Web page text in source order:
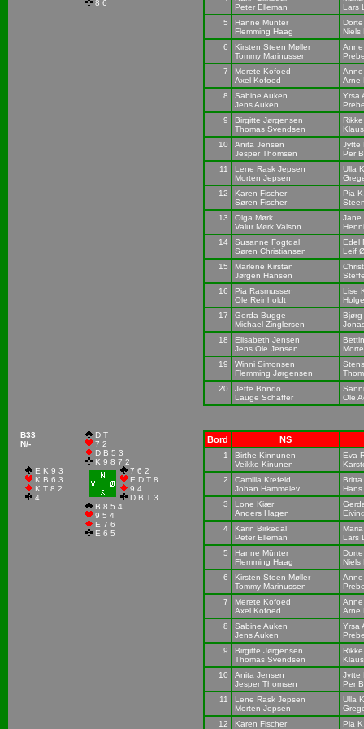
8 6
Peter Elleman
Lars
5
Hanne Münter
Flemming Haag
Niels
6
Kirsten Steen Møller
Tommy Marinussen
7
Merete Kofoed
Axel Kofoed
Arne
8
Sabine Auken
Jens Auken
Yrsa
9
Birgitte Jørgensen
Thomas Svendsen
10
Anita Jensen
Jesper Thomsen
Jytte
Per
11
Lene Rask Jepsen
Morten Jepsen
Ulla
12
Karen Fischer
Søren Fischer
Pia
13
Olga Mørk
Valur Mørk Valson
Jane
14
Susanne Fogtdal
Søren Christiansen
Edel
Leif
15
Marlene Kirstan
Jørgen Hansen
16
Pia Rasmussen
Ole Reinholdt
Lise
17
Gerda Bugge
Michael Zinglersen
18
Elisabeth Jensen
Jens Ole Jensen
19
Winni Simonsen
Flemming Jørgensen
20
Jette Bondo
Lauge Schäffer
Ole
B33
N/-
D T
7 2
D B 5 3
K 9 8 7 2
E K 9 3
K B 6 3
K T 8 2
4
7 6 2
E D T 8
9 4
D B T 3
B 8 5 4
9 5 4
E 7 6
E 6 5
Bord NS
1
Birthe Kinnunen
Veikko Kinunen
Eva
2
Camilla Krefeld
Johan Hammelev
3
Lone Kiær
Anders Hagen
4
Karin Birkedal
Peter Elleman
Lars
5
Hanne Münter
Flemming Haag
Niels
6
Kirsten Steen Møller
Tommy Marinussen
7
Merete Kofoed
Axel Kofoed
Arne
8
Sabine Auken
Jens Auken
Yrsa
9
Birgitte Jørgensen
Thomas Svendsen
10
Anita Jensen
Jesper Thomsen
Jytte
Per
11
Lene Rask Jepsen
Morten Jepsen
Ulla
12
Karen Fischer
Pia